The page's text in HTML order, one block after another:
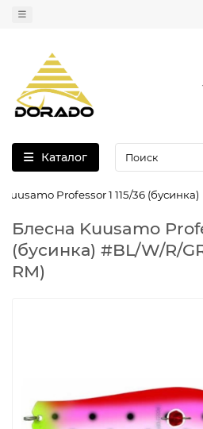
Каталог
Professor 1 115/36 (бусинка)
Блесна Kuusamo
(бусинка) #BL/W/R/
RM)